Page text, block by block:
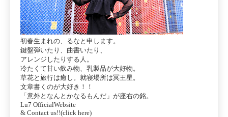
初春生まれの、るなと申します。
鍵盤弾いたり、曲書いたり、
アレンジしたりする人。
冷たくて甘い飲み物、乳製品が大好物。
草花と旅行は癒し。就寝場所は冥王星。
文章書くのが大好き！！
「意外となんとかなるもんだ」が座右の銘。
Lu7 OfficialWebsite
& Contact us!!(click here)